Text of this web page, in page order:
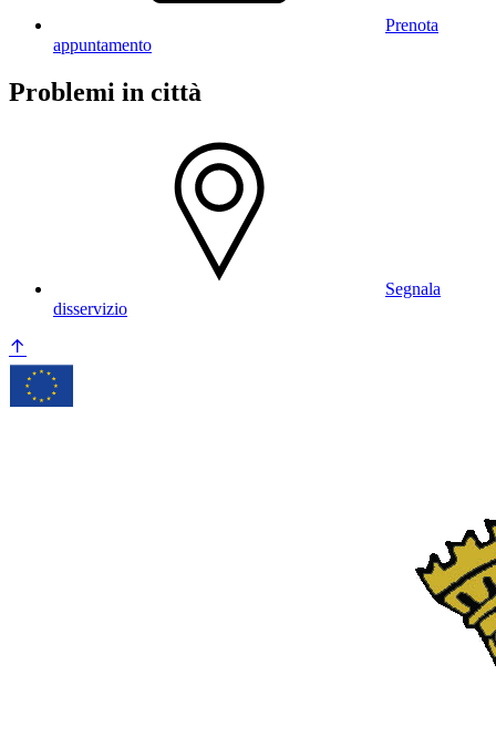
Prenota
appuntamento
Problemi in città
Segnala
disservizio